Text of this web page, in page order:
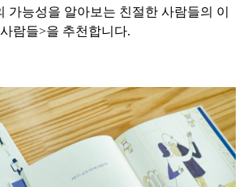
가능성을 알아보는 친절한 사람들의 이
람들>을 추천합니다.